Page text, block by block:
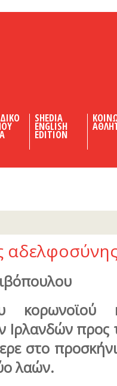
SHEDIA
ENGLISH
EDITION
κορωνοϊού
προς
στο
λαών.